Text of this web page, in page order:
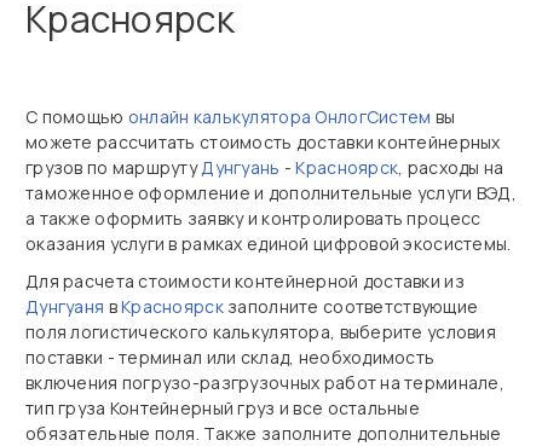
Красноярск
С помощью онлайн калькулятора ОнлогСистем вы
можете рассчитать стоимость доставки контейнерных
грузов по маршрутуДунгуань -Красноярск, расходы на
таможенное оформление и дополнительные услуги ВЭД,
а также оформить заявку и контролировать процесс
оказания услуги в рамках единой цифровой экосистемы.
Для расчета стоимости контейнерной доставки из
Дунгуаня вКрасноярскзаполните соответствующие
поля логистического калькулятора, выберите условия
поставки - терминал или склад, необходимость
включения погрузо-разгрузочных работ на терминале,
тип груза Контейнерный груз и все остальные
обязательные поля. Также заполните дополнительные